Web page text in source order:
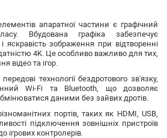
апаратної частини є графічний
Вбудована графіка забезпечує
яскравість зображення при відтворенні
4K. Це особливо важливо для тих,
відео та ігор.
технології бездротового зв'язку,
Wi-Fi та Bluetooth, що дозволяє
даними без зайвих дротів.
портів, таких як HDMI, USB,
підключення зовнішніх пристроїв
ігрових контролерів.